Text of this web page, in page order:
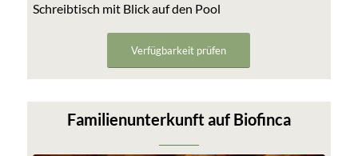
Schreibtisch mit Blick auf den Pool
Verfügbarkeit prüfen
Familienunterkunft auf Biofinca